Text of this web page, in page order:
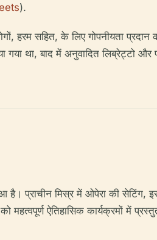
).
हरम सहित, के लिए गोपनीयता
था, बाद में अनुवादित लिब्रेट्टो और
है। प्राचीन मिस्र में ओपेरा की सेटिंग,
ऐतिहासिक कार्यक्रमों में